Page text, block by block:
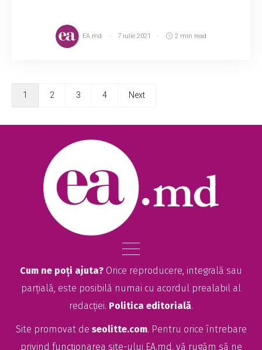
EA.md 7 iulie 2021 2 min read
1 2 3 4 Next
Cum ne poți ajuta? Orice reproducere, integrală sau
parțială, este posibilă numai cu acordul prealabil al
redacției. Politica editorială.
Site promovat de seolitte.com. Pentru orice întrebare
privind funcționarea site-ului EA.md, vă rugăm să ne